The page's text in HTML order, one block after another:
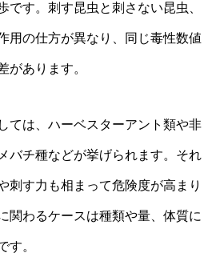
です。刺す昆虫と刺さない昆虫、
用の仕方が異なり、同じ毒性数値
があります。
ては、ハーベスターアント類や非
バチ種などが挙げられます。それ
刺す力も相まって危険度が高まり
関わるケースは種類や量、体質に
す。